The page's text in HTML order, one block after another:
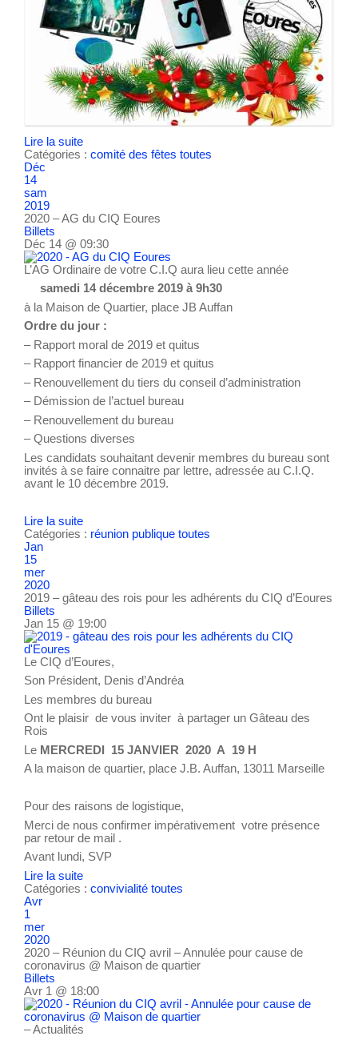
Lire la suite
Catégories : comité des fêtes toutes
Déc
14
sam
2019
2020 – AG du CIQ Eoures
Billets
Déc 14 @ 09:30
L’AG Ordinaire de votre C.I.Q aura lieu cette année
samedi 14 décembre 2019 à 9h30
à la Maison de Quartier, place JB Auffan
Ordre du jour :
– Rapport moral de 2019 et quitus
– Rapport financier de 2019 et quitus
– Renouvellement du tiers du conseil d’administration
– Démission de l’actuel bureau
– Renouvellement du bureau
– Questions diverses
Les candidats souhaitant devenir membres du bureau sont
invités à se faire connaitre par lettre, adressée au C.I.Q.
avant le 10 décembre 2019.
Lire la suite
Catégories : réunion publique toutes
Jan
15
mer
2020
2019 – gâteau des rois pour les adhérents du CIQ d’Eoures
Billets
Jan 15 @ 19:00
Le CIQ d’Eoures,
Son Président, Denis d’Andréa
Les membres du bureau
Ont le plaisir de vous inviter à partager un Gâteau des
Rois
Le MERCREDI 15 JANVIER 2020 A 19 H
A la maison de quartier, place J.B. Auffan, 13011 Marseille
Pour des raisons de logistique,
Merci de nous confirmer impérativement votre présence
par retour de mail .
Avant lundi, SVP
Lire la suite
Catégories : convivialité toutes
Avr
1
mer
2020
2020 – Réunion du CIQ avril – Annulée pour cause de
coronavirus @ Maison de quartier
Billets
Avr 1 @ 18:00
– Actualités